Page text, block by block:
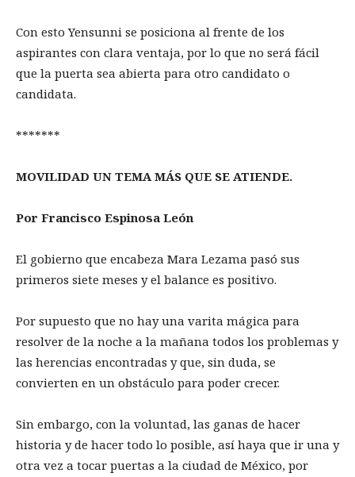
Con esto Yensunni se posiciona al frente de los
aspirantes con clara ventaja, por lo que no será fácil
que la puerta sea abierta para otro candidato o
candidata.
*******
MOVILIDAD UN TEMA MÁS QUE SE ATIENDE.
Por Francisco Espinosa León
El gobierno que encabeza Mara Lezama pasó sus
primeros siete meses y el balance es positivo.
Por supuesto que no hay una varita mágica para
resolver de la noche a la mañana todos los problemas y
las herencias encontradas y que, sin duda, se
convierten en un obstáculo para poder crecer.
Sin embargo, con la voluntad, las ganas de hacer
historia y de hacer todo lo posible, así haya que ir una y
otra vez a tocar puertas a la ciudad de México, por